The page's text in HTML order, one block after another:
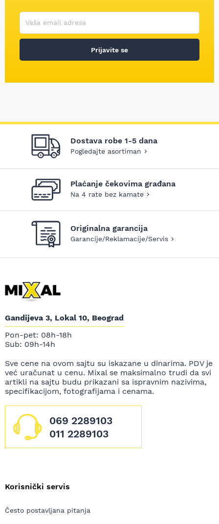
Korisničko ime
Vaša email adresa
Prijavite se
Dostava robe 1-5 dana
Pogledajte asortiman
Plaćanje čekovima građana
Na 4 rate bez kamate
Originalna garancija
Garancije/Reklamacije/Servis
Gandijeva 3, Lokal 10, Beograd
Pon-pet: 08h-18h
Sub: 09h-14h
Sve cene na ovom sajtu su iskazane u dinarima. PDV je
već uračunat u cenu. Mixal se maksimalno trudi da svi
artikli na sajtu budu prikazani sa ispravnim nazivima,
specifikacijom, fotografijama i cenama.
069 2289103
011 2289103
Korisnički servis
Često postavljana pitanja